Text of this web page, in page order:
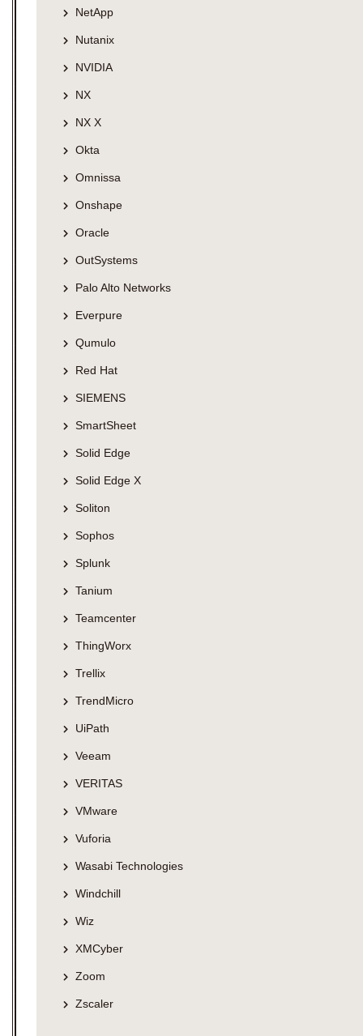
NetApp
Nutanix
NVIDIA
NX
NX X
Okta
Omnissa
Onshape
Oracle
OutSystems
Palo Alto Networks
Everpure
Qumulo
Red Hat
SIEMENS
SmartSheet
Solid Edge
Solid Edge X
Soliton
Sophos
Splunk
Tanium
Teamcenter
ThingWorx
Trellix
TrendMicro
UiPath
Veeam
VERITAS
VMware
Vuforia
Wasabi Technologies
Windchill
Wiz
XMCyber
Zoom
Zscaler